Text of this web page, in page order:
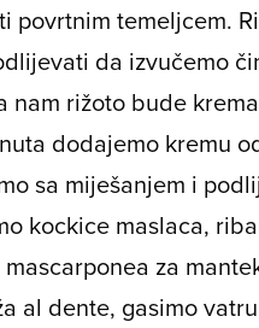
povrtnim temeljcem.
da izvučemo
nam rižoto bude
dodajemo kremu
sa miješanjem i
kockice maslaca,
za
al dente, gasimo